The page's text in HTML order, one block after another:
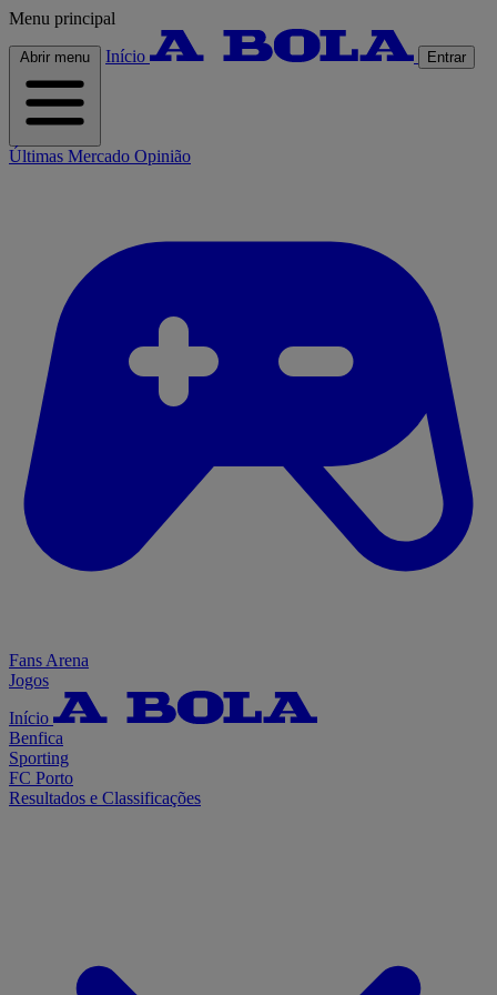
Menu principal
Abrir menu Início Entrar
Últimas Mercado Opinião
Fans Arena
Jogos
Início
Benfica
Sporting
FC Porto
Resultados e Classificações